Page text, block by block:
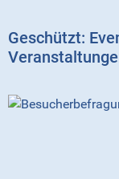
Geschützt: